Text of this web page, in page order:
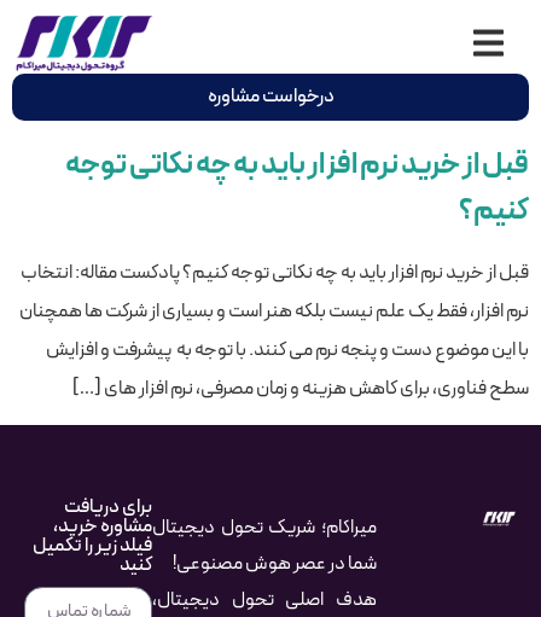
درخواست مشاوره
قبل از خرید نرم افزار باید به چه نکاتی توجه
کنیم؟
قبل از خرید نرم افزار باید به چه نکاتی توجه کنیم؟ پادکست مقاله: انتخاب
نرم افزار، فقط یک علم نیست بلکه هنر است و بسیاری از شرکت ها همچنان
با این موضوع دست و پنجه نرم می کنند. با توجه به پیشرفت و افزایش
سطح فناوری، برای کاهش هزینه و زمان مصرفی، نرم افزار های […]
میراکام؛ شریک تحول دیجیتال
شما در عصر هوش مصنوعی!
هدف اصلی تحول دیجیتال،
برای دریافت
مشاوره خرید،
فیلد زیر را تکمیل
کنید